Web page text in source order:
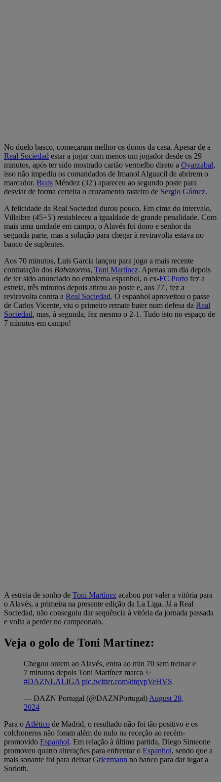
No duelo basco, começaram melhor os donos da casa. Apesar de a
Real Sociedad estar a jogar com menos um jogador desde os 29
minutos, após ter sido mostrado cartão vermelho direto a Oyarzabal,
isso não impediu os comandados de Imanol Alguacil de abrirem o
marcador. Brais Méndez (32') apareceu ao segundo poste para
desviar de forma certeira o cruzamento rasteiro de Sergio Gómez.
A felicidade da Real Sociedad durou pouco. Em cima do intervalo,
Villaibre (45+5') restableceu a igualdade de grande penalidade. Com
mais uma unidade em campo, o Alavés foi dono e senhor da
segunda parte, mas a solução para chegar à reviravolta estava no
banco de suplentes.
Aos 70 minutos, Luis Garcia lançou para jogo a mais recente
contratação dos Babazorros, Toni Martínez. Apenas um dia depois
de ter sido anunciado no emblema espanhol, o ex-FC Porto fez a
estreia, três minutos depois atirou ao poste e, aos 77', fez a
reviravolta contra a Real Sociedad. O espanhol aproveitou o passe
de Carlos Vicente, viu o primeiro remate bater num defesa da Real
Sociedad, mas, à segunda, fez mesmo o 2-1. Tudo isto no espaço de
7 minutos em campo!
A estreia de sonho de Toni Martínez acabou por valer a vitória para
o Alavés, a primeira na presente edição da La Liga. Já a Real
Sociedad, não conseguiu dar sequência à vitória da jornada passada
e volta a perder no campeonato.
Veja o golo de Toni Martínez:
Chegou ontem ao Alavés, entra ao min 70 sem treinar e
7 minutos depois Toni Martínez marca ✨
#DAZNLALIGA pic.twitter.com/dtqvpVeHVS
— DAZN Portugal (@DAZNPortugal) August 28,
2024
Para o Atlético de Madrid, o resultado não foi tão positivo e os
colchoneros não foram além do nulo na receção ao recém-
promovido Espanhol. Em relação à última partida, Diego Simeone
promoveu quatro alterações para enfrentar o Espanhol, sendo que a
mais sonante foi para deixarGriezmann no banco para dar lugar a
Sorloth.